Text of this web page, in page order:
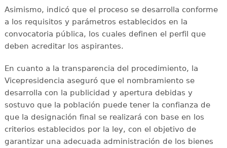
Asimismo, indicó que el proceso se desarrolla conforme
a los requisitos y parámetros establecidos en la
convocatoria pública, los cuales definen el perfil que
deben acreditar los aspirantes.
En cuanto a la transparencia del procedimiento, la
Vicepresidencia aseguró que el nombramiento se
desarrolla con la publicidad y apertura debidas y
sostuvo que la población puede tener la confianza de
que la designación final se realizará con base en los
criterios establecidos por la ley, con el objetivo de
garantizar una adecuada administración de los bienes